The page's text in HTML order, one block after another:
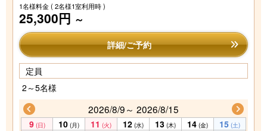
1名様料金( 2名様1室利用時 )
25,300円 ～
詳細/ご予約
定員
2～5名様
2026/8/9～ 2026/8/15
9 (日) 10 (月) 11 (火) 12 (水) 13 (木) 14 (金) 15 (土)